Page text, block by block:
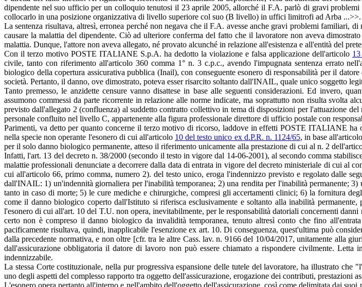
dipendente nel suo ufficio per un colloquio tenutosi il 23 aprile 2005, allorché il F.A. parlò di gravi
collocarlo in una posizione organizzativa di livello superiore col suo (B livello) in uffici limitrofi ad Arba ...>>.
La sentenza risultava, altresì, erronea perché non negava che il F.A. avesse anche gravi problemi familiari,
causare la malattia del dipendente. Ciò ad ulteriore conferma del fatto che il lavoratore non aveva
malattia. Dunque, l'attore non aveva allegato, né provato alcunché in relazione all'esistenza e all'entità del
Con il terzo motivo POSTE ITALIANE S.p.A. ha dedotto la violazione e falsa applicazione dell'articolo
civile, tanto con riferimento all'articolo 360 comma 1° n. 3 c.p.c., avendo l'impugnata sentenza errato
biologico della copertura assicurativa pubblica (Inail), con conseguente esonero di responsabilità per il
società. Pertanto, il danno, ove dimostrato, poteva esser risarcito soltanto dall'INAIL, quale unico soggetto
Tanto premesso, le anzidette censure vanno disattese in base alle seguenti considerazioni. Ed invero,
assumono commessi da parte ricorrente in relazione alle norme indicate, ma soprattutto non risulta svolta
previsto dall'allegato 2 (confluenza) al suddetto contratto collettivo in tema di disposizioni per l'attuazione
personale confluito nel livello C, appartenente alla figura professionale direttore di ufficio postale con
Parimenti, va detto per quanto concerne il terzo motivo di ricorso, laddove in effetti POSTE ITALIANE ha
nella specie non operante l'esonero di cui all'articolo 10 del testo unico ex d.P.R. n. 1124/65, in base
per il solo danno biologico permanente, atteso il riferimento unicamente alla prestazione di cui al n. 2
Infatti, l'art. 13 del decreto n. 38/2000 (secondo il testo in vigore dal 14-06-2001), al secondo comma
malattie professionali denunciate a decorrere dalla data di entrata in vigore del decreto ministeriale di cui al
cui all'articolo 66, primo comma, numero 2). del testo unico, eroga l'indennizzo previsto e regolato dalle
dall'INAIL: 1) un'indennità giornaliera per l'inabilità temporanea; 2) una rendita per l'inabilità permanente; 3)
tanto in caso di morte; 5) le cure mediche e chirurgiche, compresi gli accertamenti clinici; 6) la fornitura
come il danno biologico coperto dall'Istituto si riferisca esclusivamente e soltanto alla inabilità
l'esonero di cui all'art. 10 del T.U. non opera, inevitabilmente, per le responsabilità datoriali concernenti
certo non è compreso il danno biologico da invalidità temporanea, tenuto altresì conto che fino
pacificamente risultava, quindi, inapplicabile l'esenzione ex art. 10. Di conseguenza, quest'ultima può
dalla precedente normativa, e non oltre [cfr. tra le altre Cass. lav. n. 9166 del 10/04/2017, unitamente alla
dall'assicurazione obbligatoria il datore di lavoro non può essere chiamato a rispondere civilmente.
indennizzabile.
La stessa Corte costituzionale, nella pur progressiva espansione delle tutele del lavoratore, ha illustrato
uno degli aspetti del complesso rapporto tra oggetto dell'assicurazione, erogazione dei contributi, prestazioni
L'esonero opera pertanto all'interno e nell'ambito dell'oggetto dell'assicurazione, così come delimitata dai